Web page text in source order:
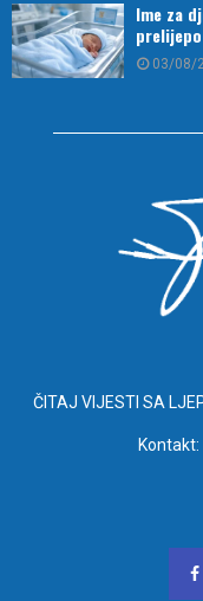
Ime za
03/08/
ČITAJ VIJESTI SA
Kontakt: